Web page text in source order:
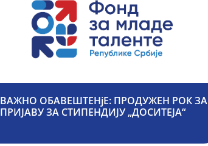
ВАЖНО ОБАВЕШТЕНјЕ: ПРОДУЖЕН РОК ЗА
ПРИЈАВУ ЗА СТИПЕНДИЈУ „ДОСИТЕЈА“